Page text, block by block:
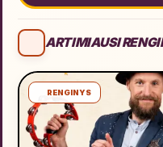
ARTIMIAUSI
RENGINYS